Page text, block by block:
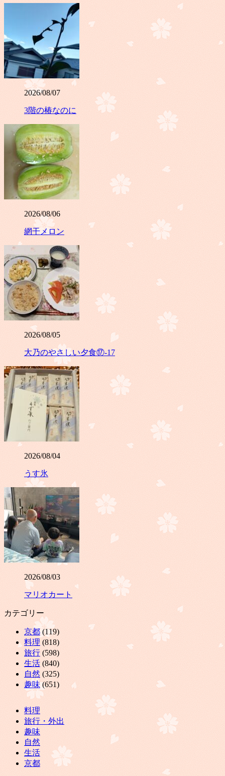
2026/08/07
3階の椿なのに
2026/08/06
網干メロン
2026/08/05
大乃のやさしい夕食⑰-17
2026/08/04
うす氷
2026/08/03
マリオカート
カテゴリー
京都 (119)
料理 (818)
旅行 (598)
生活 (840)
自然 (325)
趣味(651)
料理
旅行・外出
趣味
自然
生活
京都